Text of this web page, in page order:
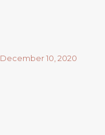
December 10, 2020